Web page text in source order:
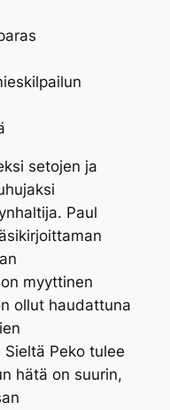
setojen ja
Paul
myyttinen
ollut haudattuna
Peko tulee
hätä on suurin,